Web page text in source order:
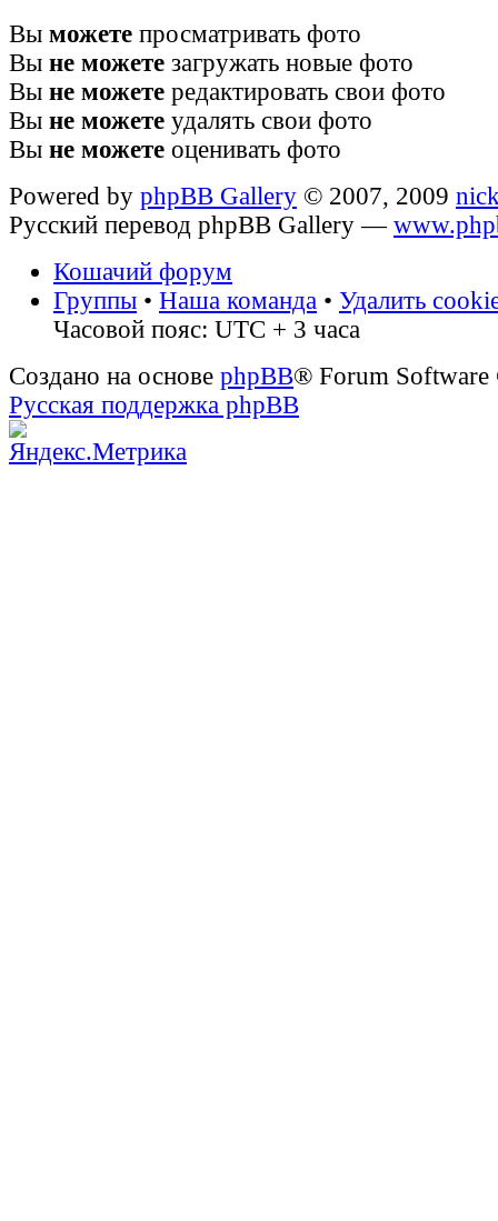
Вы можете просматривать фото
Вы не можете загружать новые фото
Вы не можете редактировать свои фото
Вы не можете удалять свои фото
Вы не можете оценивать фото
Powered by phpBB Gallery © 2007, 2009
Русский перевод phpBB Gallery —
Кошачий форум
Группы • Наша команда • Удалить
Часовой пояс: UTC + 3 часа
Создано на основе phpBB® Forum
Русская поддержка phpBB